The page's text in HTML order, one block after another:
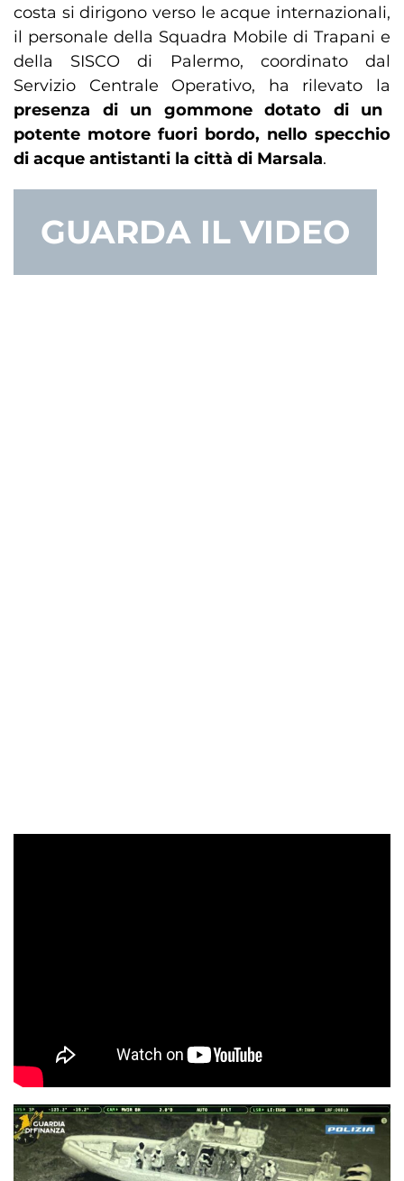
costa si dirigono verso le acque internazionali,
il personale della Squadra Mobile di Trapani e
della SISCO di Palermo, coordinato dal
Servizio Centrale Operativo, ha rilevato la
presenza di un gommone dotato di un
potente motore fuori bordo, nello specchio
di acque antistanti la città di Marsala.
GUARDA IL VIDEO